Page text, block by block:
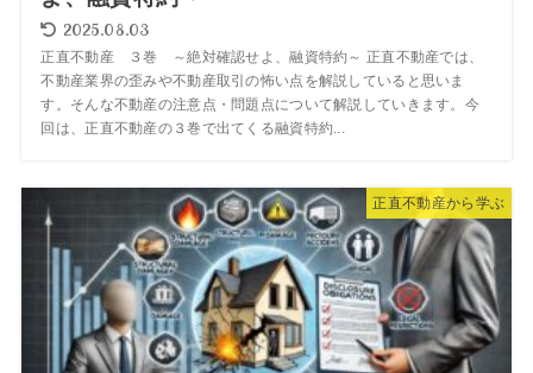
2025.08.03
正直不動産 ３巻 ～絶対確認せよ、融資特約～ 正直不動産では、
不動産業界の歪みや不動産取引の怖い点を解説していると思いま
す。そんな不動産の注意点・問題点について解説していきます。今
回は、正直不動産の３巻で出てくる融資特約...
正直不動産から学ぶ